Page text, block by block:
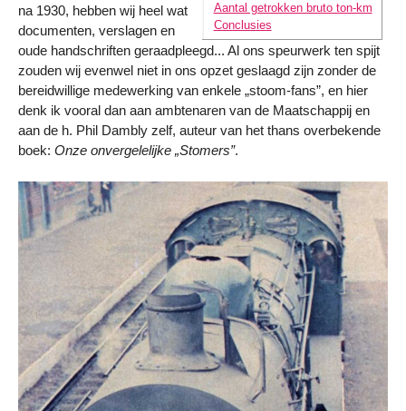
Aantal getrokken bruto ton-km
Conclusies
na 1930, hebben wij heel wat
documenten, verslagen en
oude handschriften geraadpleegd... Al ons speurwerk ten spijt
zouden wij evenwel niet in ons opzet geslaagd zijn zonder de
bereidwillige medewerking van enkele „stoom-fans”, en hier
denk ik vooral dan aan ambtenaren van de Maatschappij en
aan de h. Phil Dambly zelf, auteur van het thans overbekende
boek: Onze onvergelelijke „Stomers”.